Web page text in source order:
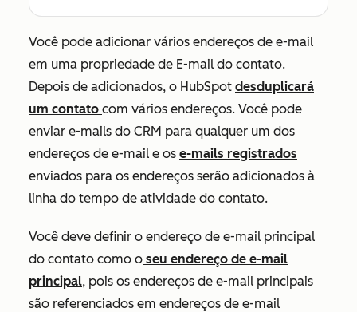
Você pode adicionar vários endereços de e-mail
em uma propriedade de E-mail do contato.
Depois de adicionados, o HubSpot desduplicará
um contato com vários endereços. Você pode
enviar e-mails do CRM para qualquer um dos
endereços de e-mail e os e-mails registrados
enviados para os endereços serão adicionados à
linha do tempo de atividade do contato.
Você deve definir o endereço de e-mail principal
do contato como o seu endereço de e-mail
principal, pois os endereços de e-mail principais
são referenciados em endereços de e-mail